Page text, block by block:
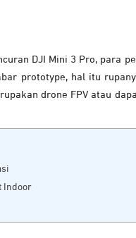
DJI Mini 3 Pro, para
prototype, hal itu
drone FPV atau
Indoor